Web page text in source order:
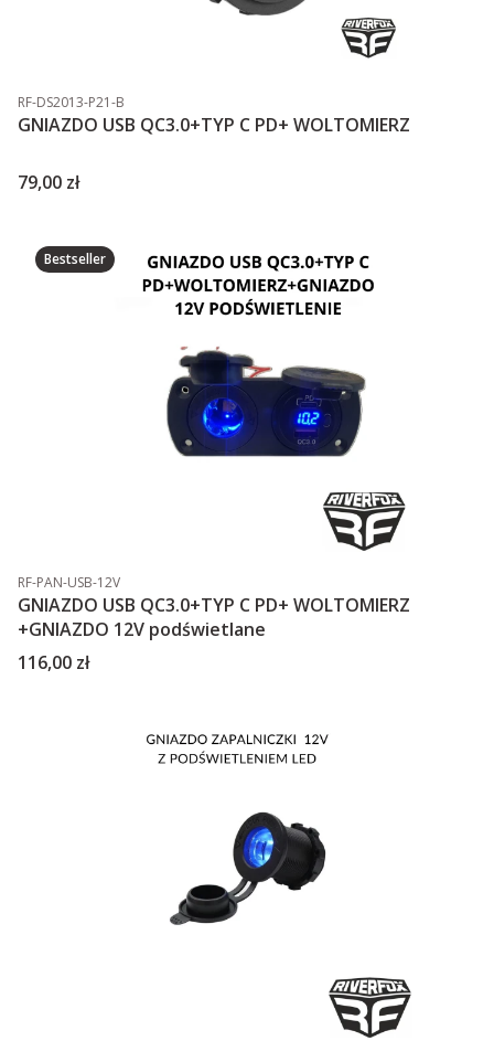
Kod produktu
RF-DS2013-P21-B
GNIAZDO USB QC3.0+TYP C PD+ WOLTOMIERZ
Cena
79,00 zł
Bestseller
Kod produktu
RF-PAN-USB-12V
GNIAZDO USB QC3.0+TYP C PD+ WOLTOMIERZ
+GNIAZDO 12V podświetlane
Cena
116,00 zł